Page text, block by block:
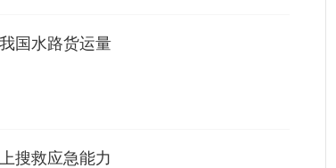
国水路货运量
搜救应急能力